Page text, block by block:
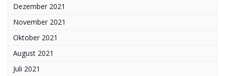
Dezember 2021
November 2021
Oktober 2021
August 2021
Juli 2021